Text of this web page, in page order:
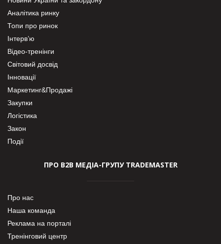
Аналітика ринку
Топи про ринок
Інтерв’ю
Відео-тренінги
Світовий досвід
Інновації
Маркетинг&Продажі
Закупки
Логістика
Закон
Події
ПРО В2В МЕДІА-ГРУПУ TRADEMASTER
Про нас
Наша команда
Реклама на порталі
Тренінговий центр